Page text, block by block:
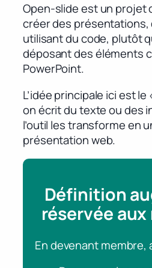
Open-slide est un projet
créer des présentations,
utilisant du code, plutôt
déposant des éléments
PowerPoint.
L’idée principale ici est le
on écrit du texte ou des
l’outil les transforme en
présentation web.
Définition
réservée
En devenant membre,